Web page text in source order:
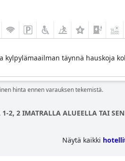
kylpylämaailman täynnä hauskoja
hinta ennen varauksen tekemistä.
1-2, 2 IMATRALLA ALUEELLA TAI
Näytä kaikki